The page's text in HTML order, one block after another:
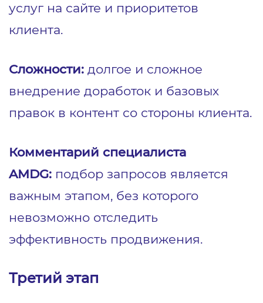
услуг на сайте и приоритетов
клиента.
Сложности: долгое и сложное
внедрение доработок и базовых
правок в контент со стороны клиента.
Комментарий специалиста
AMDG: подбор запросов является
важным этапом, без которого
невозможно отследить
эффективность продвижения.
Третий этап